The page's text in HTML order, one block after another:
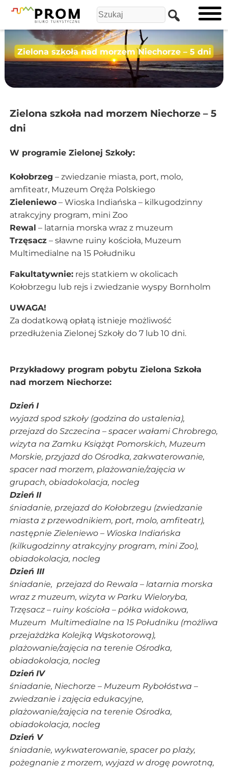
Zielona szkoła nad morzem Niechorze – 5 dni
Zielona szkoła nad morzem Niechorze – 5
dni
W programie Zielonej Szkoły:
Kołobrzeg – zwiedzanie miasta, port, molo,
amfiteatr, Muzeum Oręża Polskiego
Zieleniewo– Wioska Indiańska – kilkugodzinny
atrakcyjny program, mini Zoo
Rewal – latarnia morska wraz z muzeum
Trzęsacz– sławne ruiny kościoła, Muzeum
Multimedialne na 15 Południku
Fakultatywnie:rejs statkiem w okolicach
Kołobrzegu lub rejs i zwiedzanie wyspy Bornholm
UWAGA!
Za dodatkową opłatą istnieje możliwość
przedłużenia Zielonej Szkoły do 7 lub 10 dni.
Przykładowy program pobytu Zielona Szkoła
nad morzem Niechorze:
Dzień I
wyjazd spod szkoły (godzina do ustalenia),
przejazd do Szczecina – spacer wałami Chrobrego,
wizyta na Zamku Książąt Pomorskich, Muzeum
Morskie, przyjazd do Ośrodka, zakwaterowanie,
spacer nad morzem, plażowanie/zajęcia w
grupach, obiadokolacja, nocleg
Dzień II
śniadanie, przejazd do Kołobrzegu (zwiedzanie
miasta z przewodnikiem, port, molo, amfiteatr),
następnie Zieleniewo – Wioska Indiańska
(kilkugodzinny atrakcyjny program, mini Zoo),
obiadokolacja, nocleg
Dzień III
śniadanie, przejazd do Rewala – latarnia morska
wraz z muzeum, wizyta w Parku Wieloryba,
Trzęsacz – ruiny kościoła – półka widokowa,
Muzeum Multimedialne na 15 Południku (możliwa
przejażdżka Kolejką Wąskotorową),
plażowanie/zajęcia na terenie Ośrodka,
obiadokolacja, nocleg
Dzień IV
śniadanie, Niechorze – Muzeum Rybołóstwa –
zwiedzanie i zajęcia edukacyjne,
plażowanie/zajęcia na terenie Ośrodka,
obiadokolacja, nocleg
Dzień V
śniadanie, wykwaterowanie, spacer po plaży,
pożegnanie z morzem, wyjazd w drogę powrotną,